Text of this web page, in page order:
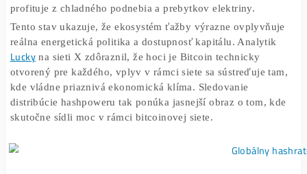
Spojených štátov, Číny a Ruska. Spojené štáty si
vedúce postavenie vďaka inštitucionálnym operáciám a
stabilnému právnemu prostrediu v štátoch ako Texas.
napriek oficiálnym zákazom stále prispieva k výkonu cez
podzemné farmy využívajúce lacnú energiu, zatiaľ čo
profituje z chladného podnebia a prebytkov elektriny.
Tento stav ukazuje, že ekosystém ťažby výrazne
Lucky na sieti X zdôraznil, že hoci je Bitcoin technicky